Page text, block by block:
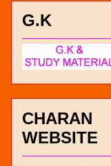
G.K
CHARAN
WEBSITE